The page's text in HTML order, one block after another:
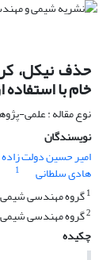
حذف نیکل،
خام با
نوع مقاله : علمی-
نویسندگان
امیر حسین دولت
هادی سلطانی
1
1گروه مهندسی شیمی،
2گروه مهندسی شیمی،
چکیده